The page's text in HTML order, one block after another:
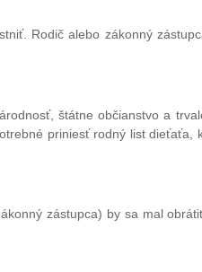
Rodič alebo zákonný
štátne občianstvo a
priniesť rodný list dieťaťa,
zástupca) by sa mal